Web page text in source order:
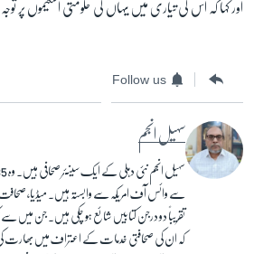
اور کہا کہ اس کی تیاری میں یہاں کی حکومتی اسکیموں پر
Follow us
سہیل انجم
سے وائس آف امریکہ سے وابستہ ہیں۔ میڈیا،
تقریباً دو درجن کتابیں شائع ہو چکی ہیں۔ جن میں
کہ ان کی صحافتی خدمات کے اعتراف میں بھارت کی